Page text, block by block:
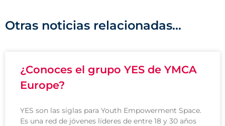
Otras noticias relacionadas...
¿Conoces el grupo YES de YMCA
Europe?
YES son las siglas para Youth Empowerment Space.
Es una red de jóvenes líderes de entre 18 y 30 años